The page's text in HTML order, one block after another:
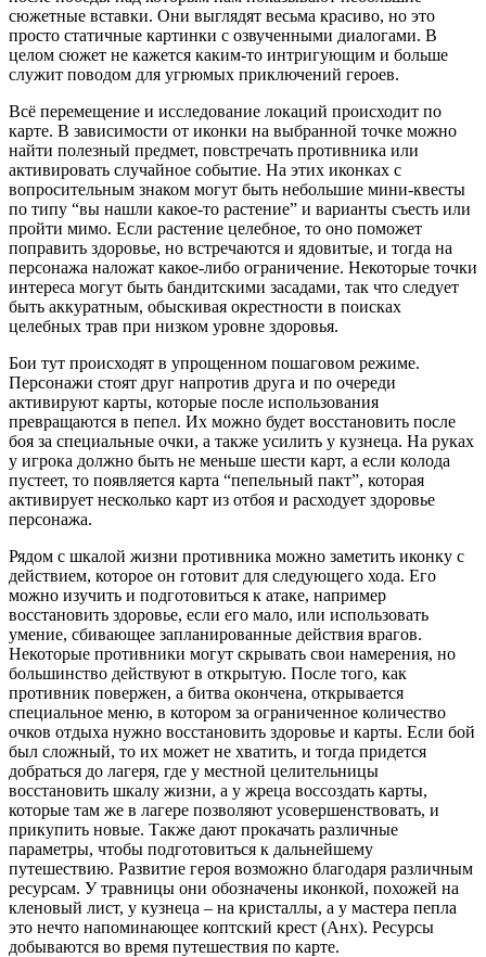
сюжетные вставки. Они выглядят весьма красиво, но это
просто статичные картинки с озвученными диалогами. В
целом сюжет не кажется каким-то интригующим и больше
служит поводом для угрюмых приключений героев.
Всё перемещение и исследование локаций происходит по
карте. В зависимости от иконки на выбранной точке можно
найти полезный предмет, повстречать противника или
активировать случайное событие. На этих иконках с
вопросительным знаком могут быть небольшие мини-квесты
по типу “вы нашли какое-то растение” и варианты съесть или
пройти мимо. Если растение целебное, то оно поможет
поправить здоровье, но встречаются и ядовитые, и тогда на
персонажа наложат какое-либо ограничение. Некоторые точки
интереса могут быть бандитскими засадами, так что следует
быть аккуратным, обыскивая окрестности в поисках
целебных трав при низком уровне здоровья.
Бои тут происходят в упрощенном пошаговом режиме.
Персонажи стоят друг напротив друга и по очереди
активируют карты, которые после использования
превращаются в пепел. Их можно будет восстановить после
боя за специальные очки, а также усилить у кузнеца. На руках
у игрока должно быть не меньше шести карт, а если колода
пустеет, то появляется карта “пепельный пакт”, которая
активирует несколько карт из отбоя и расходует здоровье
персонажа.
Рядом с шкалой жизни противника можно заметить иконку с
действием, которое он готовит для следующего хода. Его
можно изучить и подготовиться к атаке, например
восстановить здоровье, если его мало, или использовать
умение, сбивающее запланированные действия врагов.
Некоторые противники могут скрывать свои намерения, но
большинство действуют в открытую. После того, как
противник повержен, а битва окончена, открывается
специальное меню, в котором за ограниченное количество
очков отдыха нужно восстановить здоровье и карты. Если бой
был сложный, то их может не хватить, и тогда придется
добраться до лагеря, где у местной целительницы
восстановить шкалу жизни, а у жреца воссоздать карты,
которые там же в лагере позволяют усовершенствовать, и
прикупить новые. Также дают прокачать различные
параметры, чтобы подготовиться к дальнейшему
путешествию. Развитие героя возможно благодаря различным
ресурсам. У травницы они обозначены иконкой, похожей на
кленовый лист, у кузнеца – на кристаллы, а у мастера пепла
это нечто напоминающее коптский крест (Анх). Ресурсы
добываются во время путешествия по карте.